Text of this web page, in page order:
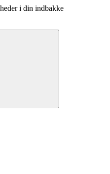
i din indbakke